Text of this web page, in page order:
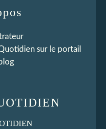
sur le portail